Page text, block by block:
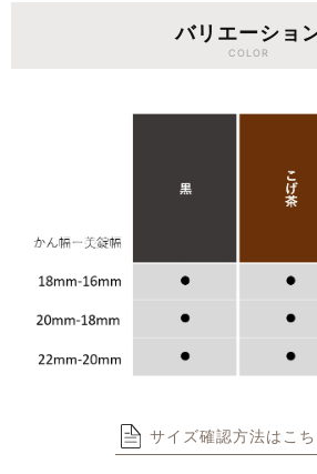
バリエーショ
COLOR
サイズ確認方法はこち